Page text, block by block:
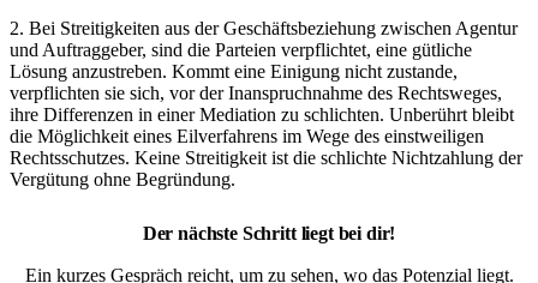
2. Bei Streitigkeiten aus der Geschäftsbeziehung zwischen Agentur
und Auftraggeber, sind die Parteien verpflichtet, eine gütliche
Lösung anzustreben. Kommt eine Einigung nicht zustande,
verpflichten sie sich, vor der Inanspruchnahme des Rechtsweges,
ihre Differenzen in einer Mediation zu schlichten. Unberührt bleibt
die Möglichkeit eines Eilverfahrens im Wege des einstweiligen
Rechtsschutzes. Keine Streitigkeit ist die schlichte Nichtzahlung der
Vergütung ohne Begründung.
Der nächste Schritt liegt bei dir!
Ein kurzes Gespräch reicht, um zu sehen, wo das Potenzial liegt.